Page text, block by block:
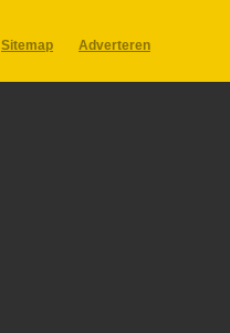
Sitemap
Adverteren